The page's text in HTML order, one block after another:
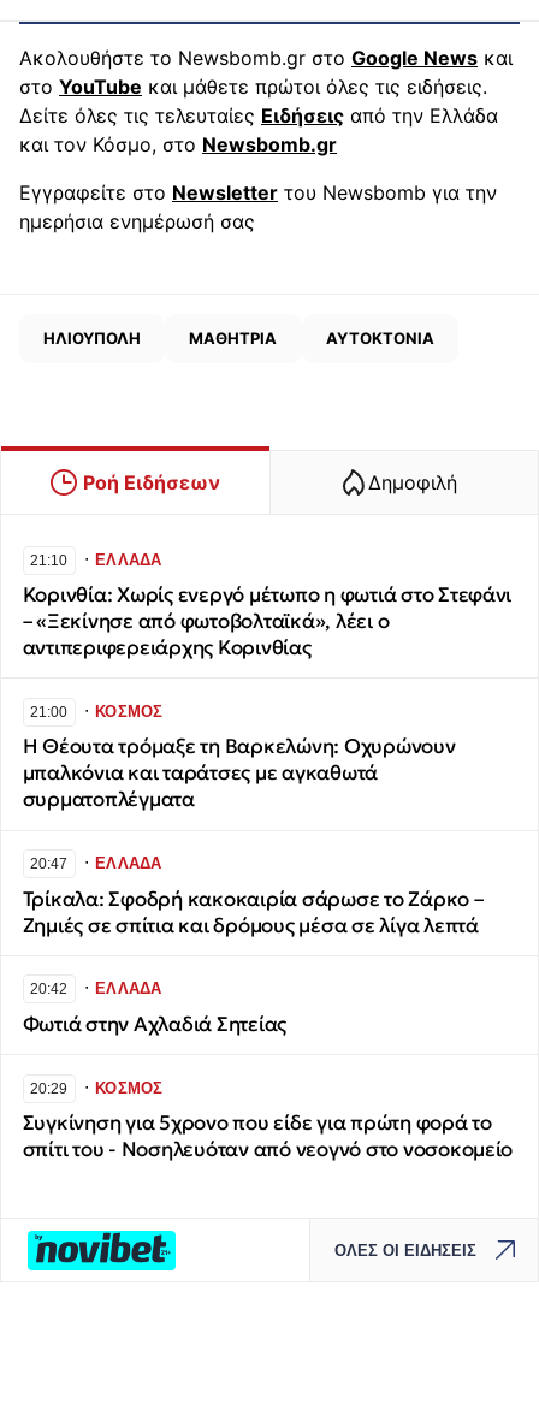
Ακολουθήστε το Newsbomb.gr στο Google News και
στο YouTube και μάθετε πρώτοι όλες τις ειδήσεις.
Δείτε όλες τις τελευταίες Ειδήσεις από την Ελλάδα
και τον Κόσμο, στο Newsbomb.gr
Εγγραφείτε στο Newsletter του Newsbomb για την
ημερήσια ενημέρωσή σας
ΗΛΙΟΥΠΟΛΗ ΜΑΘΗΤΡΙΑ ΑΥΤΟΚΤΟΝΙΑ
Ροή Ειδήσεων Δημοφιλή
21:10 ∙ΕΛΛΑΔΑ
Κορινθία: Χωρίς ενεργό μέτωπο η φωτιά στο Στεφάνι
– «Ξεκίνησε από φωτοβολταϊκά», λέει ο
αντιπεριφερειάρχης Κορινθίας
21:00 ∙ΚΟΣΜΟΣ
H Θέουτα τρόμαξε τη Βαρκελώνη: Οχυρώνουν
μπαλκόνια και ταράτσες με αγκαθωτά
συρματοπλέγματα
20:47 ∙ΕΛΛΑΔΑ
Τρίκαλα: Σφοδρή κακοκαιρία σάρωσε το Ζάρκο –
Ζημιές σε σπίτια και δρόμους μέσα σε λίγα λεπτά
20:42 ∙ΕΛΛΑΔΑ
Φωτιά στην Αχλαδιά Σητείας
20:29 ∙ΚΟΣΜΟΣ
Συγκίνηση για 5χρονο που είδε για πρώτη φορά το
σπίτι του - Νοσηλευόταν από νεογνό στο νοσοκομείο
ΟΛΕΣ ΟΙ ΕΙΔΗΣΕΙΣ